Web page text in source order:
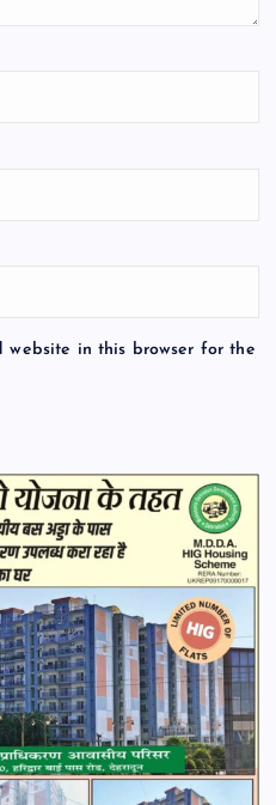
website in this browser for the